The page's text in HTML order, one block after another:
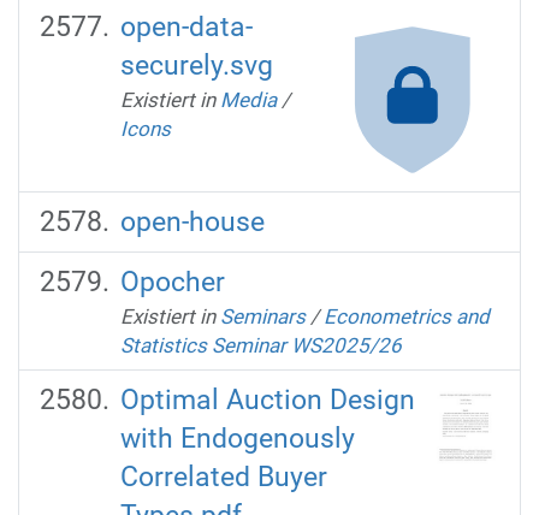
open-data-
securely.svg
Existiert in Media /
Icons
open-house
Opocher
Existiert in Seminars /Econometrics and
Statistics Seminar WS2025/26
Optimal Auction Design
with Endogenously
Correlated Buyer